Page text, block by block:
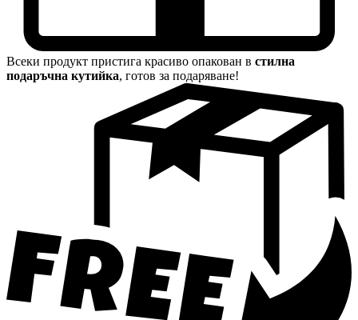
Всеки продукт пристига красиво опакован в стилна
подаръчна кутийка, готов за подаряване!